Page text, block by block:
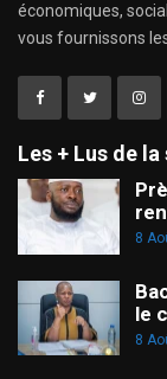
économiques,
vous fournissons
Les + Lus de
8
le
8